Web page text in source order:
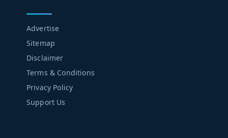
Advertise
Sitemap
Disclaimer
Terms & Conditions
Privacy Policy
Support Us